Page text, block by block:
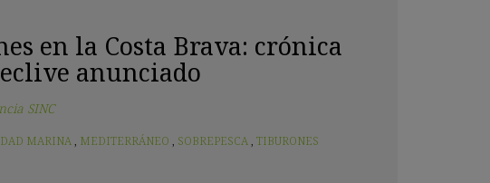
en la Costa Brava: crónica
anunciado
SINC
MARINA MEDITERRÁNEO SOBREPESCA TIBURONES